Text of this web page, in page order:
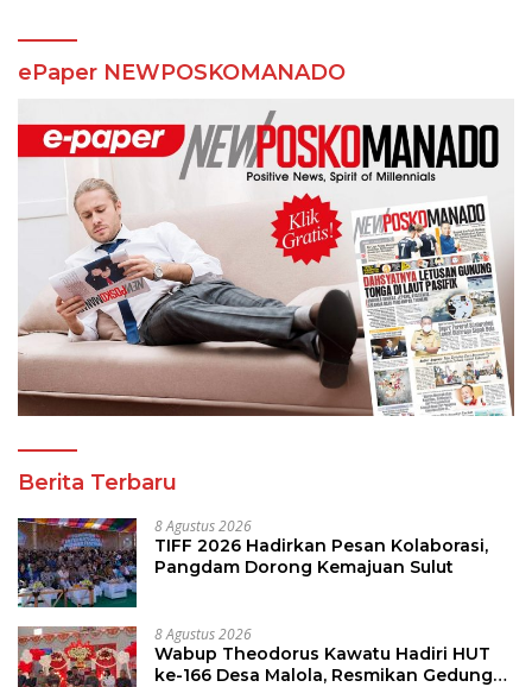
ePaper NEWPOSKOMANADO
Berita Terbaru
8 Agustus 2026
TIFF 2026 Hadirkan Pesan Kolaborasi,
Pangdam Dorong Kemajuan Sulut
8 Agustus 2026
Wabup Theodorus Kawatu Hadiri HUT
ke-166 Desa Malola, Resmikan Gedung